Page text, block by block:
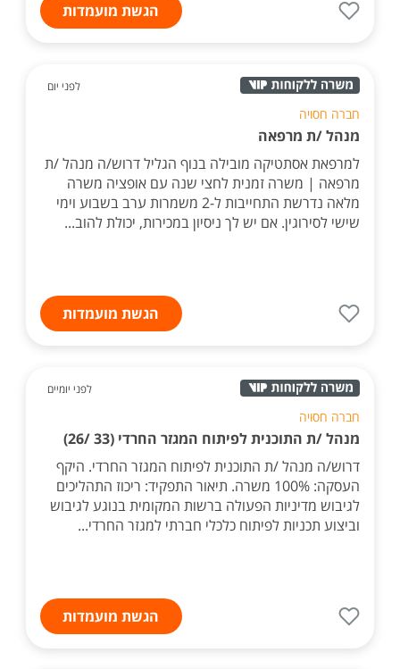
הגשת מועמדות
לפני יום
חברה חסויה
מנהל /ת מרפאה
למרפאת אסתטיקה מובילה בנוף הגליל דרוש/ה מנהל /ת
מרפאה | משרה זמנית לחצי שנה עם אופציה משרה
מלאה נדרשת התחייבות ל-2 משמרות ערב בשבוע וימי
שישי לסירוגין. אם יש לך ניסיון במכירות, יכולת להוב...
הגשת מועמדות
לפני יומיים
חברה חסויה
מנהל /ת התוכנית לפיתוח המגזר החרדי (33 /26)
דרוש/ה מנהל /ת התוכנית לפיתוח המגזר החרדי. היקף
העסקה: 100% משרה. תיאור התפקיד: ריכוז התהליכים
לגיבוש מדיניות הפעולה ברשות המקומית בנוגע לגיבוש
וביצוע תכניות לפיתוח כלכלי חברתי למגזר החרדי...
הגשת מועמדות